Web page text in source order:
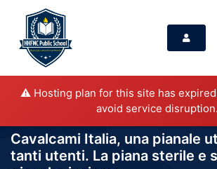
⚠️ Hosting plan for this site has
avoid service disruption.
Cavalcami Italia, una pianale
tanti utenti. La piana sterile e